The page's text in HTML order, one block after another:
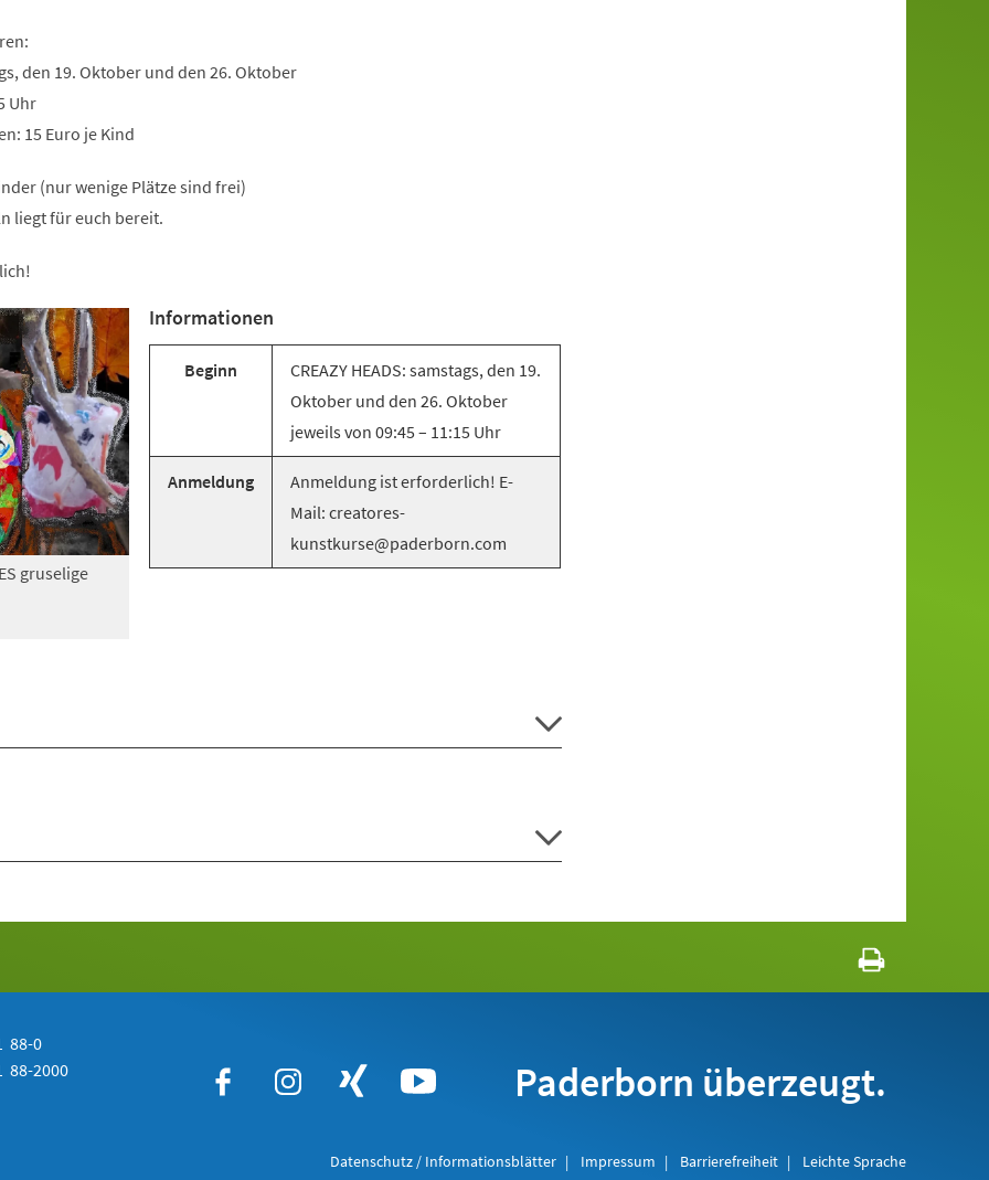
den 19. Oktober und den 26. Oktober
Uhr
15 Euro je Kind
(nur wenige Plätze sind frei)
liegt für euch bereit.
gruselige
Informationen
Beginn
CREAZY HEADS: samstags, den 19.
Oktober und den 26. Oktober
jeweils von 09:45 – 11:15 Uhr
Anmeldung
Anmeldung ist erforderlich! E-
Mail: creatores-
kunstkurse@paderborn.com
88-0
88-2000 Paderborn überzeugt.
Datenschutz / Informationsblätter Impressum Barrierefreiheit Leichte Sprache